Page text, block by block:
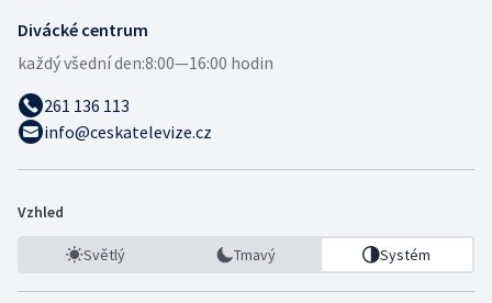
Divácké centrum
každý všední den:8:00—16:00 hodin
261 136 113
info@ceskatelevize.cz
Vzhled
Světlý Tmavý Systém